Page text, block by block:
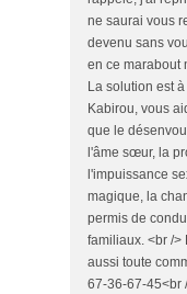
ne saurai vous
devenu sans
en ce marabout
La solution est
Kabirou, vous
que le
l'âme sœur, la
l'impuissance
magique, la
permis de
familiaux. <br />
aussi toute
67-36-67-45<br